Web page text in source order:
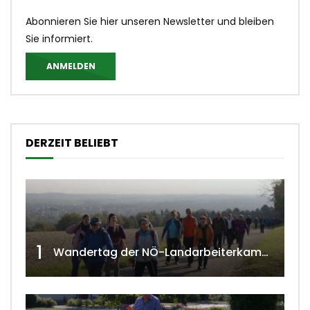
Abonnieren Sie hier unseren Newsletter und bleiben
Sie informiert.
ANMELDEN
DERZEIT BELIEBT
1 Wandertag der NÖ-Landarbeiterkammer in Hollabrunn 2024